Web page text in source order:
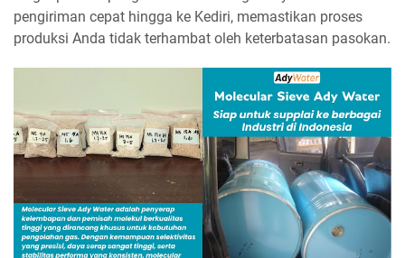
pengiriman cepat hingga ke Kediri, memastikan proses
produksi Anda tidak terhambat oleh keterbatasan pasokan.